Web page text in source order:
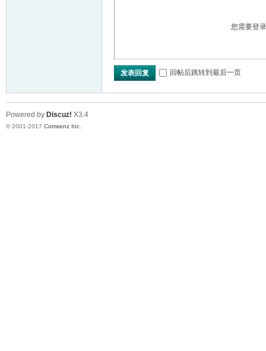
您需要登
发表回复 回帖后跳转到最后一页
Powered by Discuz! X3.4
© 2001-2017 Comsenz Inc.